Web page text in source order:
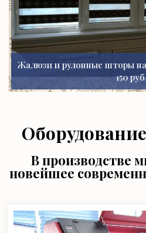
Жалюзи и рулонные шторы
150
В производстве
новейшее